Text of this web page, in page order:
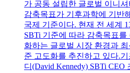
가 공동 설립한 글로벌 이니
감축목표가 기후과학에 기반
국제 기준이다. 현재 전 세계
SBTi 기준에 따라 감축목표를
화하는 글로벌 시장 환경과
준 고도화를 추진하고 있다.
디(David Kennedy) SBTi